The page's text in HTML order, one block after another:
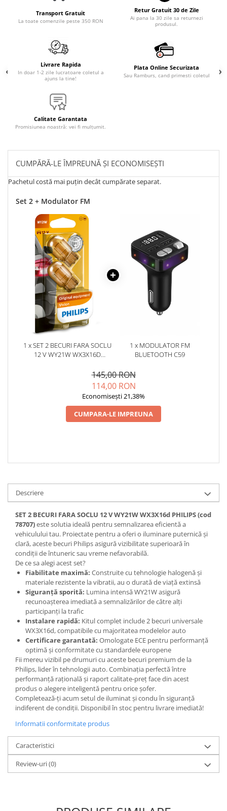
Transport Gratuit
La toate comenzile peste 350 RON
Retur Gratuit 30 de Zile
Ai pana la 30 zile sa returnezi
produsul.
Livrare Rapida
In doar 1-2 zile lucratoare coletul a
ajuns la tine!
Plata Online Securizata
Sau Ramburs, cand primesti coletul
Calitate Garantata
Promisiunea noastră: vei fi mulțumit.
CUMPĂRĂ-LE ÎMPREUNĂ ȘI ECONOMISEȘTI
Pachetul costă mai puțin decât cumpărate separat.
Set 2 + Modulator FM
1 x SET 2 BECURI FARA SOCLU
12 V WY21W WX3X16D
1 x MODULATOR FM
BLUETOOTH C59
145,00 RON
114,00 RON
Economisești 21,38%
CUMPARA-LE IMPREUNA
Descriere
SET 2 BECURI FARA SOCLU 12 V WY21W WX3X16d PHILIPS (cod
78707)este solutia ideală pentru semnalizarea eficientă a
vehiculului tau. Proiectate pentru a oferi o iluminare puternică și
clară, aceste becuri Philips asigură vizibilitate superioară în
condiții de întuneric sau vreme nefavorabilă.
De ce sa alegi acest set?
Fiabilitate maximă: Construite cu tehnologie halogenă și
materiale rezistente la vibratii, au o durată de viață extinsă
Siguranță sporită: Lumina intensă WY21W asigură
recunoașterea imediată a semnalizărilor de către alți
participanți la trafic
Instalare rapidă: Kitul complet include 2 becuri universale
WX3X16d, compatibile cu majoritatea modelelor auto
Certificare garantată: Omologate ECE pentru performanță
optimă și conformitate cu standardele europene
Fii mereu vizibil pe drumuri cu aceste becuri premium de la
Philips, lider în tehnologii auto. Combinația perfectă între
performanță rațională și raport calitate-preț face din acest
produs o alegere inteligentă pentru orice șofer.
Completează-ți acum setul de iluminat și condu în siguranță
indiferent de condiții. Disponibil în stoc pentru livrare imediată!
Informatii conformitate produs
Caracteristici
Review-uri(0)